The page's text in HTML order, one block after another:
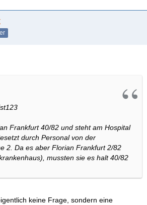
Frankfurt 40/82 und steht am Hospital
durch Personal von der
2. Da es aber Florian Frankfurt 2/82
mussten sie es halt 40/82
keine Frage, sondern eine